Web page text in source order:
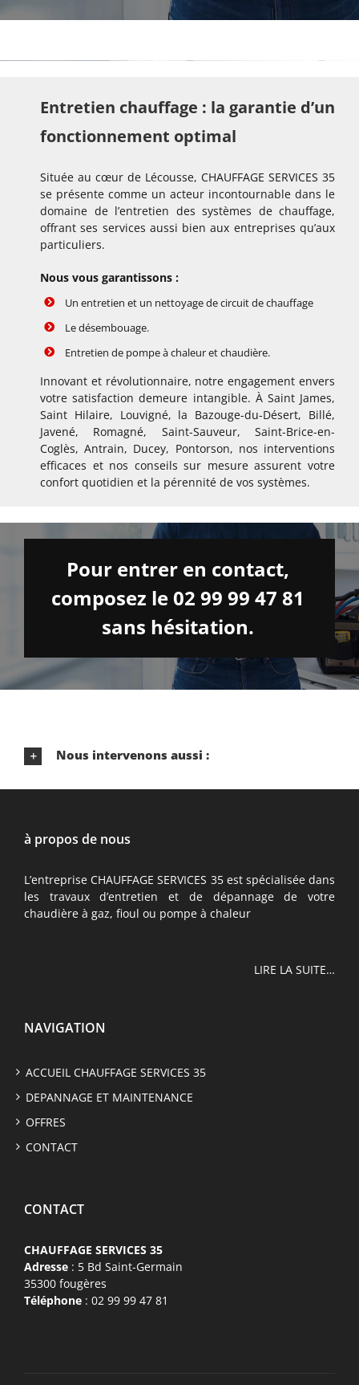
Entretien chauffage : la garantie d’un
fonctionnement optimal
Située au cœur de Lécousse, CHAUFFAGE SERVICES 35
se présente comme un acteur incontournable dans le
domaine de l’entretien des systèmes de chauffage,
offrant ses services aussi bien aux entreprises qu’aux
particuliers.
Nous vous garantissons :
Un entretien et un nettoyage de circuit de chauffage
Le désembouage.
Entretien de pompe à chaleur et chaudière.
Innovant et révolutionnaire, notre engagement envers
votre satisfaction demeure intangible. À Saint James,
Saint Hilaire, Louvigné, la Bazouge-du-Désert, Billé,
Javené, Romagné, Saint-Sauveur, Saint-Brice-en-
Coglès, Antrain, Ducey, Pontorson, nos interventions
efficaces et nos conseils sur mesure assurent votre
confort quotidien et la pérennité de vos systèmes.
Pour entrer en contact,
composez le 02 99 99 47 81
sans hésitation.
Nous intervenons aussi :
à propos de nous
L’entreprise CHAUFFAGE SERVICES 35 est spécialisée dans
les travaux d’entretien et de dépannage de votre
chaudière à gaz, fioul ou pompe à chaleur
LIRE LA SUITE…
NAVIGATION
ACCUEIL CHAUFFAGE SERVICES 35
DEPANNAGE ET MAINTENANCE
OFFRES
CONTACT
CONTACT
CHAUFFAGE SERVICES 35
Adresse : 5 Bd Saint-Germain
35300 fougères
Téléphone : 02 99 99 47 81